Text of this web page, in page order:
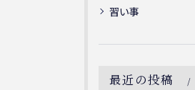
習い事
最近の投稿